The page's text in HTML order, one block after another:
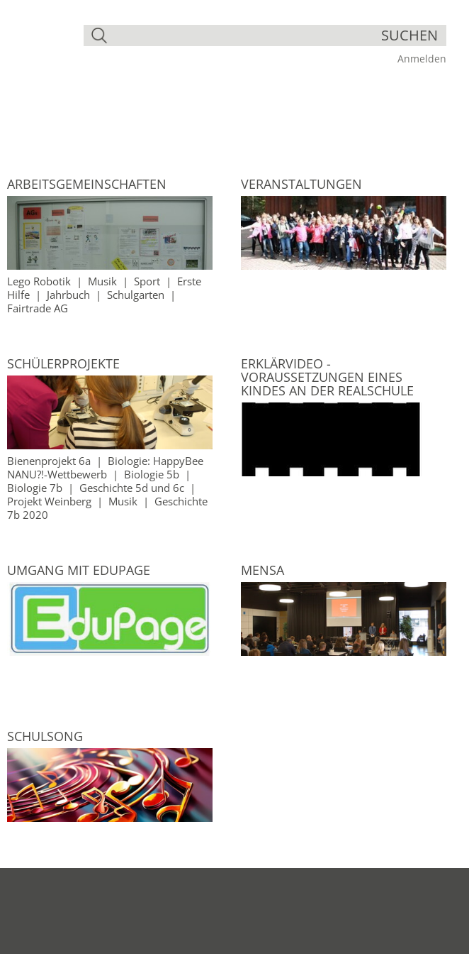
SUCHEN
Anmelden
ARBEITSGEMEINSCHAFTEN
Lego Robotik | Musik | Sport | Erste
Hilfe | Jahrbuch | Schulgarten |
Fairtrade AG
VERANSTALTUNGEN
SCHÜLERPROJEKTE
Bienenprojekt 6a | Biologie: HappyBee
NANU?!-Wettbewerb | Biologie 5b |
Biologie 7b | Geschichte 5d und 6c |
Projekt Weinberg | Musik | Geschichte
7b 2020
ERKLÄRVIDEO -
VORAUSSETZUNGEN EINES
KINDES AN DER REALSCHULE
UMGANG MIT EDUPAGE MENSA
SCHULSONG